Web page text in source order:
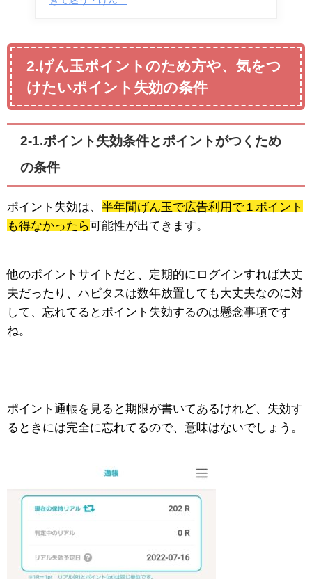
2.げん玉ポイントのため方や、気をつ
けたいポイント失効の条件
2-1.ポイント失効条件とポイントがつくため
の条件
ポイント失効は、 半年間げん玉で広告利用で１ポイント
も得なかったら可能性が出てきます。
他のポイントサイトだと、定期的にログインすれば大丈
夫だったり、ハピタスは数年放置しても大丈夫なのに対
して、忘れてるとポイント失効するのは懸念事項です
ね。
ポイント通帳を見ると期限が書いてあるけれど、失効す
るときには完全に忘れてるので、意味はないでしょう。